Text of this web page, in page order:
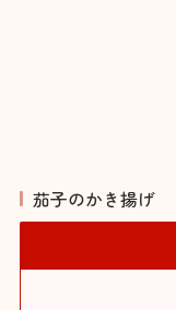
茄子のかき揚げ